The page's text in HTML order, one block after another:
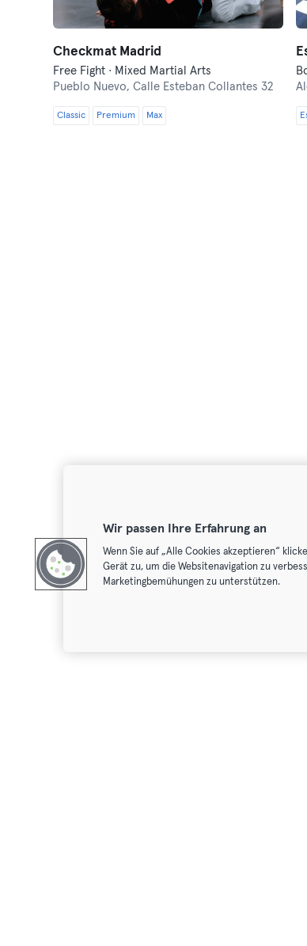
Checkmat Madrid
Free Fight · Mixed Martial Arts
Pueblo Nuevo,Calle Esteban Collantes 32
Classic Premium Max
Wir passen Ihre Erfahrung an
Wenn Sie auf „Alle Cookies akzeptieren“
Gerät zu, um die Websitenavigation zu
Marketingbemühungen zu unterstützen.